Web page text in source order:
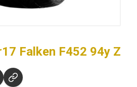
Falken F452 94y Z